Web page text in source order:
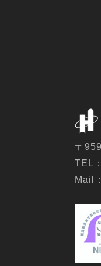
〒
TEL
Mail